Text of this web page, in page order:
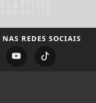
NAS REDES SOCIAIS